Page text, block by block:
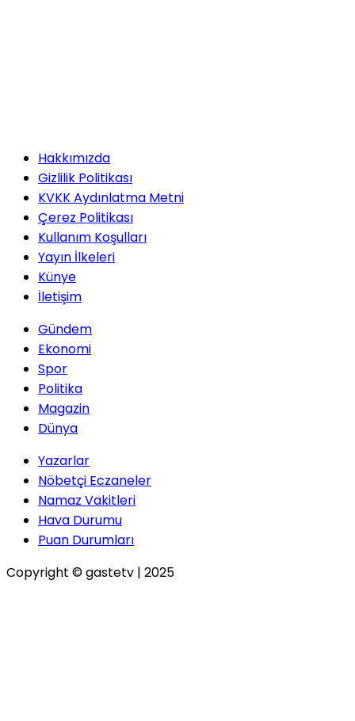
Hakkımızda
Gizlilik Politikası
KVKK Aydınlatma Metni
Çerez Politikası
Kullanım Koşulları
Yayın İlkeleri
Künye
İletişim
Gündem
Ekonomi
Spor
Politika
Magazin
Dünya
Yazarlar
Nöbetçi Eczaneler
Namaz Vakitleri
Hava Durumu
Puan Durumları
Copyright © gastetv | 2025